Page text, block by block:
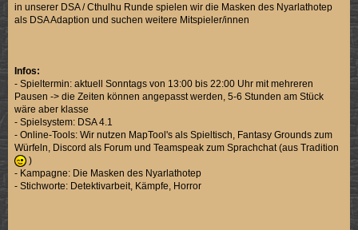
in unserer DSA / Cthulhu Runde spielen wir die Masken des Nyarlathotep
als DSA Adaption und suchen weitere Mitspieler/innen
Infos:
- Spieltermin: aktuell Sonntags von 13:00 bis 22:00 Uhr mit mehreren
Pausen -> die Zeiten können angepasst werden, 5-6 Stunden am Stück
wäre aber klasse
- Spielsystem: DSA 4.1
- Online-Tools: Wir nutzen MapTool's als Spieltisch, Fantasy Grounds zum
Würfeln, Discord als Forum und Teamspeak zum Sprachchat (aus Tradition
)
- Kampagne: Die Masken des Nyarlathotep
- Stichworte: Detektivarbeit, Kämpfe, Horror